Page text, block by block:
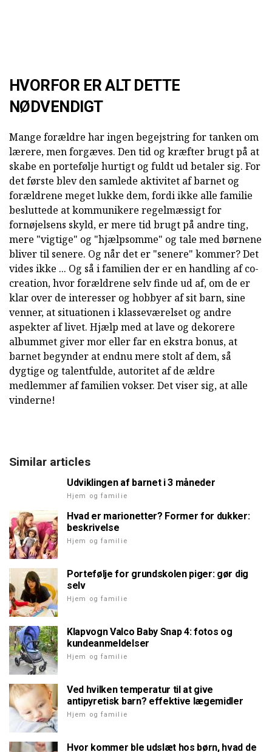
HVORFOR ER ALT DETTE
NØDVENDIGT
Mange forældre har ingen begejstring for tanken om
lærere, men forgæves. Den tid og kræfter brugt på at
skabe en portefølje hurtigt og fuldt ud betaler sig. For
det første blev den samlede aktivitet af barnet og
forældrene meget lukke dem, fordi ikke alle familie
besluttede at kommunikere regelmæssigt for
fornøjelsens skyld, er mere tid brugt på andre ting,
mere "vigtige" og "hjælpsomme" og tale med børnene
bliver til senere. Og når det er "senere" kommer? Det
vides ikke ... Og så i familien der er en handling af co-
creation, hvor forældrene selv finde ud af, om de er
klar over de interesser og hobbyer af sit barn, sine
venner, at situationen i klasseværelset og andre
aspekter af livet. Hjælp med at lave og dekorere
albummet giver mor eller far en ekstra bonus, at
barnet begynder at endnu mere stolt af dem, så
dygtige og talentfulde, autoritet af de ældre
medlemmer af familien vokser. Det viser sig, at alle
vinderne!
Similar articles
Udviklingen af barnet i 3 måneder
Hjem og familie
Hvad er marionetter? Former for dukker:
beskrivelse
Hjem og familie
Portefølje for grundskolen piger: gør dig
selv
Hjem og familie
Klapvogn Valco Baby Snap 4: fotos og
kundeanmeldelser
Hjem og familie
Ved hvilken temperatur til at give
antipyretisk barn? effektive lægemidler
Hjem og familie
Hvor kommer ble udslæt hos børn, hvad de